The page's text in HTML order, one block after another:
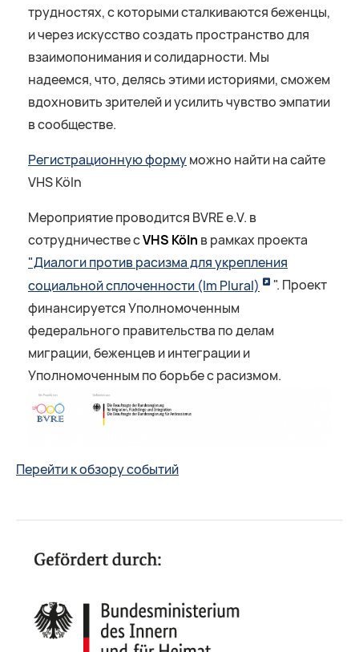
трудностях, с которыми сталкиваются беженцы,
и через искусство создать пространство для
взаимопонимания и солидарности. Мы
надеемся, что, делясь этими историями, сможем
вдохновить зрителей и усилить чувство эмпатии
в сообществе.
Регистрационную формуможно найти на сайте
VHS Köln
Мероприятие проводится BVRE e.V. в
сотрудничестве сVHS Köln в рамках проекта
"Диалоги против расизма для укрепления
социальной сплоченности (Im Plural)
". Проект
финансируется Уполномоченным
федерального правительства по делам
миграции, беженцев и интеграции и
Уполномоченным по борьбе с расизмом.
Перейти к обзору событий